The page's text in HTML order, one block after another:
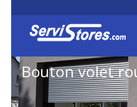
Bouton volet